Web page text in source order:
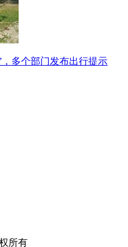
，多个部门发布出行提示
所有